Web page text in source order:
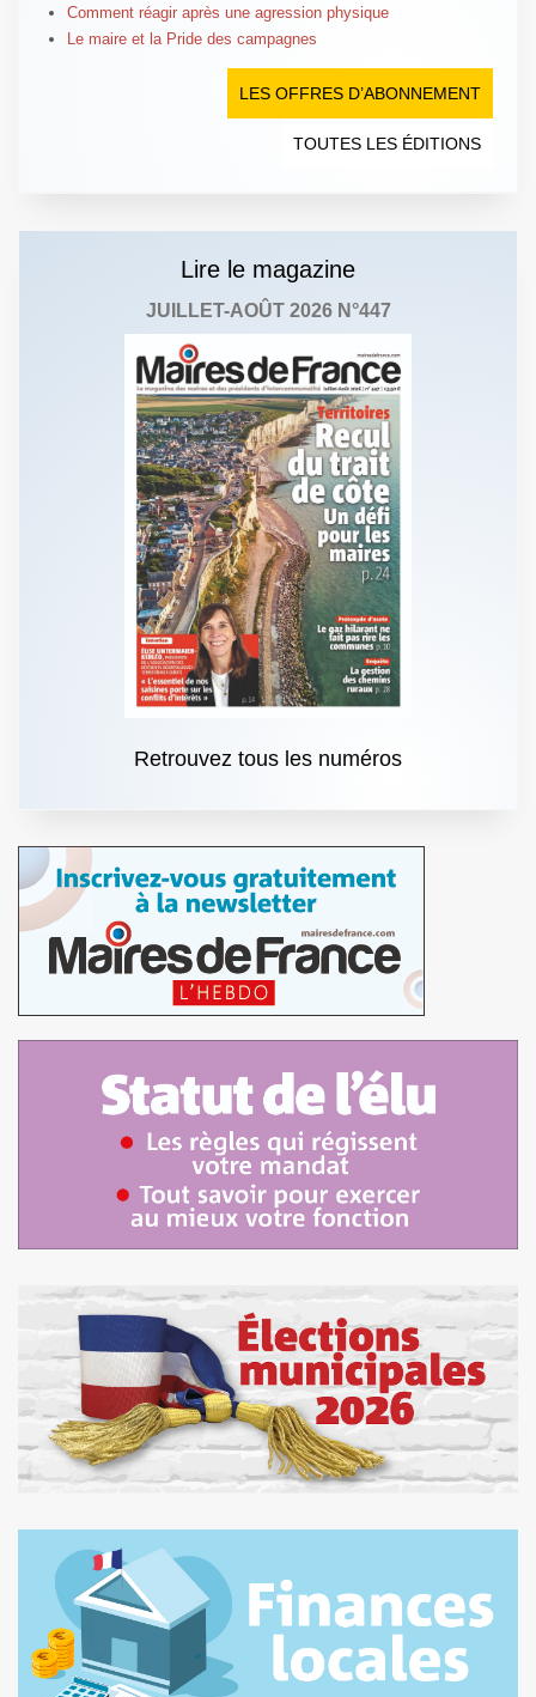
Comment réagir après une agression physique
Le maire et la Pride des campagnes
LES OFFRES D’ABONNEMENT
TOUTES LES ÉDITIONS
Lire le magazine
JUILLET-AOÛT 2026 N°447
Retrouvez tous les numéros